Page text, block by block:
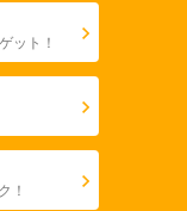
ット！
！